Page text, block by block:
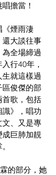
擔當！
《煙雨淒
還大談往事
全場締過
行40年，
就這樣過
俊傑的部
首歌，包括
識》，唱功
文、又是專
巨肺加靚
的部分，她